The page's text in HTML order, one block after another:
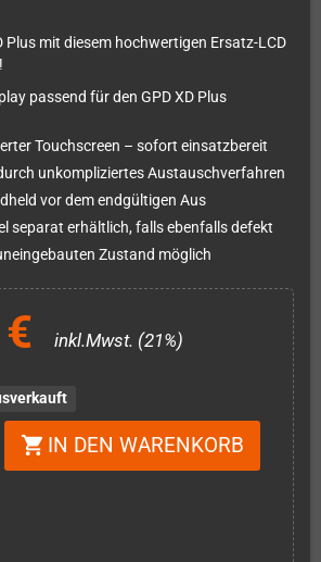
Plus mit diesem hochwertigen Ersatz-LCD
passend für den GPD XD Plus
Touchscreen – sofort einsatzbereit
unkompliziertes Austauschverfahren
vor dem endgültigen Aus
separat erhältlich, falls ebenfalls defekt
Zustand möglich
inkl.Mwst. (21%)
shopping_cart IN DEN WARENKORB